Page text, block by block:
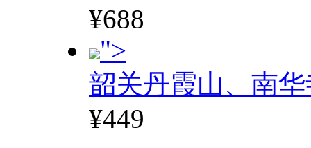
¥688
">
韶关丹霞山、南
¥449